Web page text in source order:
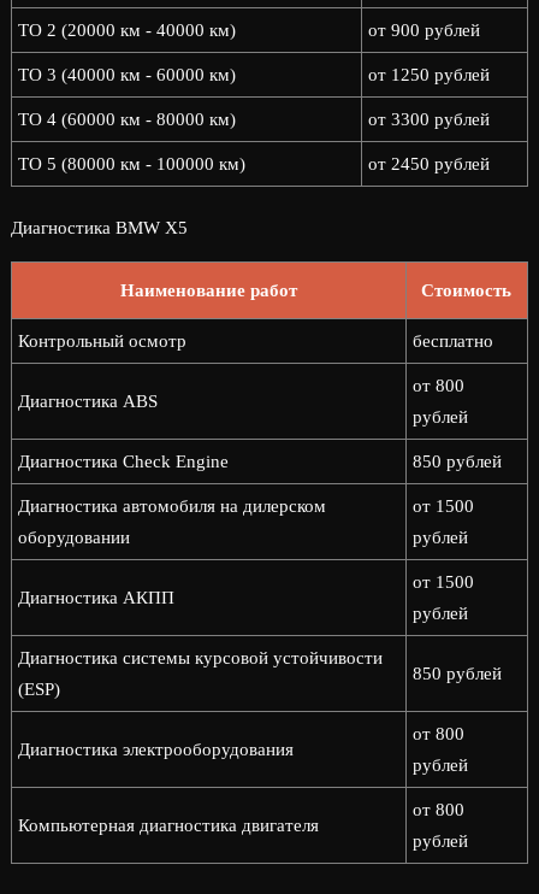
ТО 2 (20000 км - 40000 км) от 900 рублей
ТО 3 (40000 км - 60000 км) от 1250 рублей
ТО 4 (60000 км - 80000 км) от 3300 рублей
ТО 5 (80000 км - 100000 км) от 2450 рублей
Диагностика BMW X5
Наименование работ Стоимость
Контрольный осмотр бесплатно
Диагностика ABS
от 800
рублей
Диагностика Check Engine 850 рублей
Диагностика автомобиля на дилерском
оборудовании
от 1500
рублей
Диагностика АКПП
от 1500
рублей
Диагностика системы курсовой устойчивости
(ESP)
850 рублей
Диагностика электрооборудования
от 800
рублей
Компьютерная диагностика двигателя
от 800
рублей